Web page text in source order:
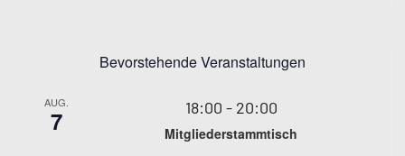
Bevorstehende Veranstaltungen
AUG.
7 18:00 - 20:00
Mitgliederstammtisch